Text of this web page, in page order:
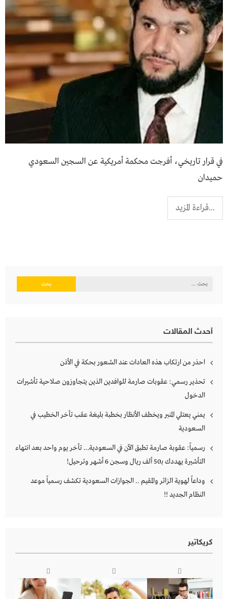
في قرار تاريخي، أفرجت محكمة أمريكية عن السجين السعودي
حميدان
...قراءة المزيد
البحث
أحدث المقالات
احذر من ارتكاب هذه العادات عند الشعور بحكة في الأذن
تحذير رسمي: عقوبات صارمة للوافدين الذين يتجاوزون صلاحية تأشيرات
الدخول
يمني يعتلي المنبر ويخطف الأنظار بخطبة بليغة عقب تأخر الخطيب في
السعودية
رسمياً: عقوبة صارمة تطبق الآن في السعودية… تأخر يوم واحد بعد انتهاء
التأشيرة يهددك بـ50 ألف ريال وسجن 6 أشهر وترحيل!
وداعاً لهوية الزائر والمقيم .. الجوازات السعودية تكشف رسمياً موعد
النظام الجديد !!
كريكاتير